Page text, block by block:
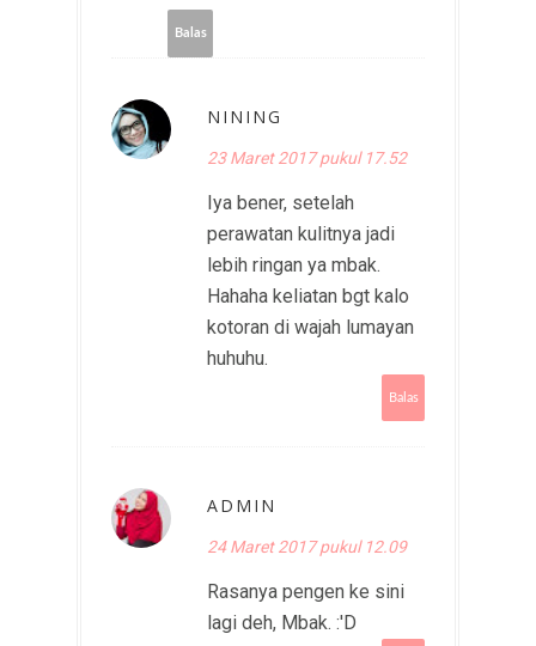
Balas
NINING
23 Maret 2017 pukul 17.52
Iya bener, setelah
perawatan kulitnya jadi
lebih ringan ya mbak.
Hahaha keliatan bgt kalo
kotoran di wajah lumayan
huhuhu.
Balas
ADMIN
24 Maret 2017 pukul 12.09
Rasanya pengen ke sini
lagi deh, Mbak. :'D